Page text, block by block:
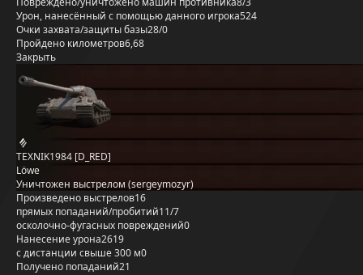
Урон, нанесённый с помощью данного игрока524
Очки захвата/защиты базы28/0
Пройдено километров6,68
Закрыть
TEXNIK1984 [D_RED]
Löwe
Уничтожен выстрелом (sergeymozyr)
Произведено выстрелов16
прямых попаданий/пробитий11/7
осколочно-фугасных повреждений0
Нанесение урона2619
с дистанции свыше 300 м0
Получено попаданий21